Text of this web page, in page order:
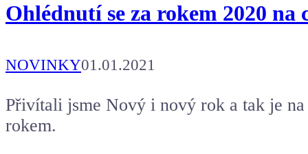
Ohlédnutí se za rokem 2020 na
NOVINKY01.01.2021
Přivítali jsme Nový i nový rok a tak je
rokem.